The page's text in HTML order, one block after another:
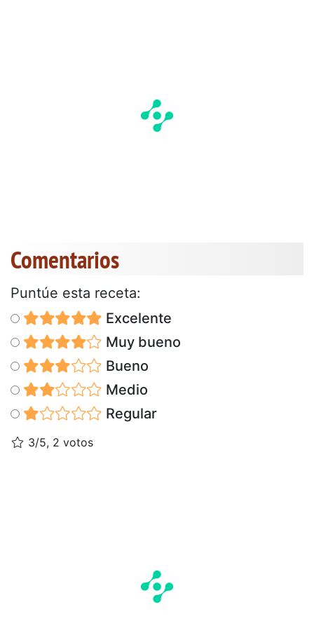
Comentarios
Puntúe esta receta:
Excelente
Muy bueno
Bueno
Medio
Regular
3/5, 2 votos